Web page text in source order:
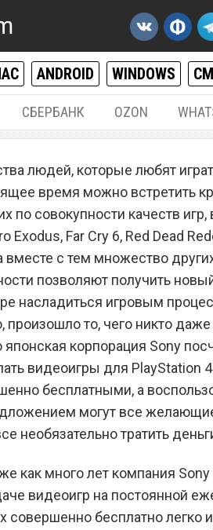
ANDROID WINDOWS
СБЕРБАНК OZON
игры для
4 и PlayStation
людей, которые любят
время можно встретить
по совокупности качеств игр,
Exodus, Far Cry 6, Red Dead
вместе с тем множество
позволяют получить
насладиться игровым
произошло то, чего никто
корпорация Sony
видеоигры для PlayStation
бесплатными, а
могут все
необязательно тратить
как много лет компания
видеоигр на постоянной
совершенно бесплатно легко